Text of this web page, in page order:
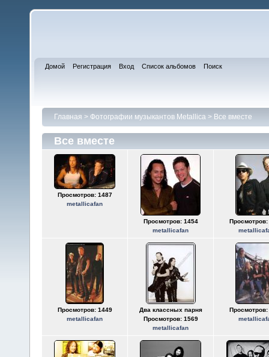
Домой Регистрация Вход Список альбомов Поиск
Главная > Фотографии музыкантов Metallica > Все вместе
Все вместе
Просмотров: 1487
metallicafan
Просмотров: 1454
metallicafan
Просмотров:
Просмотров: 1449
metallicafan
Два классных парня
Просмотров: 1569
metallicafan
Просмотров: